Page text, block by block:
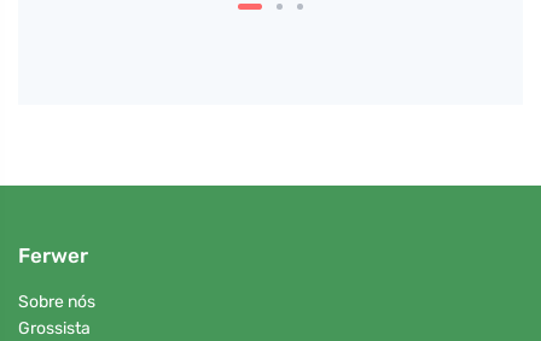
Ferwer
Sobre nós
Grossista